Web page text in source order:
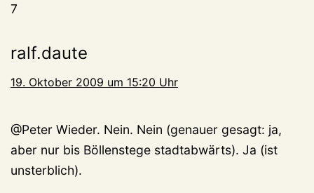
7
ralf.daute
19. Oktober 2009 um 15:20 Uhr
@Peter Wieder. Nein. Nein (genauer gesagt: ja,
aber nur bis Böllenstege stadtabwärts). Ja (ist
unsterblich).